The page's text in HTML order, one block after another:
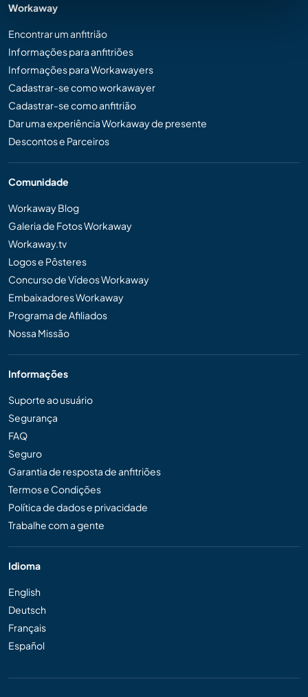
Workaway
Encontrar um anfitrião
Informações para anfitriões
Informações para Workawayers
Cadastrar-se como workawayer
Cadastrar-se como anfitrião
Dar uma experiência Workaway de presente
Descontos e Parceiros
Comunidade
Workaway Blog
Galeria de Fotos Workaway
Workaway.tv
Logos e Pôsteres
Concurso de Vídeos Workaway
Embaixadores Workaway
Programa de Afiliados
Nossa Missão
Informações
Suporte ao usuário
Segurança
FAQ
Seguro
Garantia de resposta de anfitriões
Termos e Condições
Política de dados e privacidade
Trabalhe com a gente
Idioma
English
Deutsch
Français
Español